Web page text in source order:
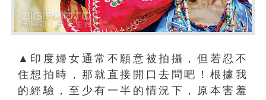
▲印度婦女通常不願意被拍攝，但若忍不
住想拍時，那就直接開口去問吧！根據我
的經驗，至少有一半的情況下，原本害羞